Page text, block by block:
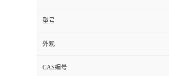
型号
外观
CAS编号